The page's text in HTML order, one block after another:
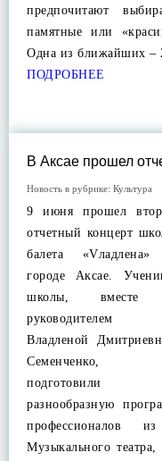
предпочитают
памятные или
Одна из ближайших –
ПОДРОБНЕЕ
В Аксае прошел
Новость в рубрике: Культура
9 июня прошел
отчетный концерт
балета
городе Аксае.
школы, вместе
Владленой
Семенченко,
подготовили
разнообразную
профессионалов из
Музыкального